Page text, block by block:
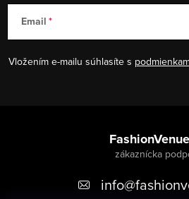
Email
Vložením e-mailu súhlasíte s
info@